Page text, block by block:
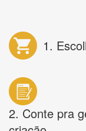
1.
2. Conte pra